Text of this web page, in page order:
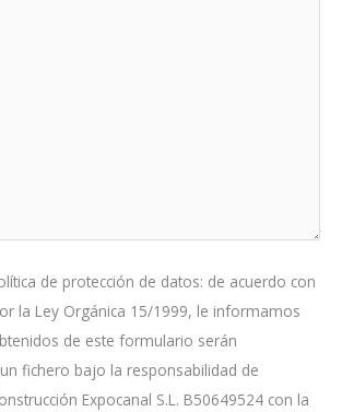
de protección de datos: de acuerdo con
la Ley Orgánica 15/1999, le informamos
de este formulario serán
fichero bajo la responsabilidad de
Expocanal S.L. B50649524 con la